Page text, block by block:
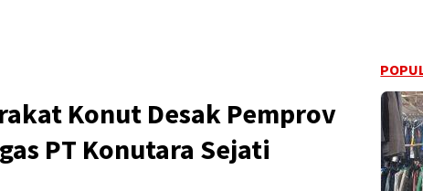
Konut Desak Pemprov
PT Konutara Sejati